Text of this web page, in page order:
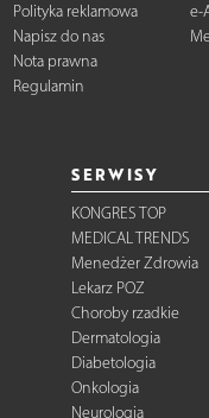
Polityka reklamowa
Napisz do nas
Nota prawna
Regulamin
e-
SERWISY
KONGRES TOP
MEDICAL TRENDS
Menedżer Zdrowia
Lekarz POZ
Choroby rzadkie
Dermatologia
Diabetologia
Onkologia
Neurologia